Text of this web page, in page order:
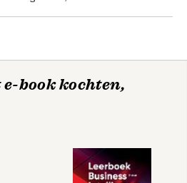
book kochten,